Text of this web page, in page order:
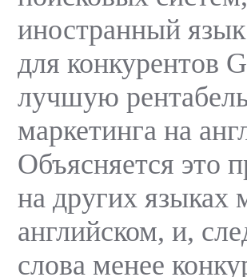
иностранный
для конкурентов
лучшую
маркетинга на
Объясняется это
на других языках
английском, и,
слова менее